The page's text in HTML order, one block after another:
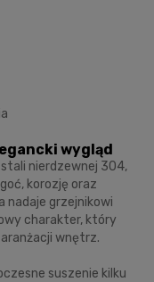
wygląd
nierdzewnej 304,
korozję oraz
nadaje grzejnikowi
charakter, który
wnętrz.
suszenie kilku